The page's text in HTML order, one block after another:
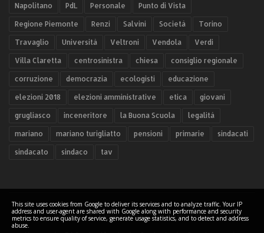
Napolitano PdL Personale Punto di Vista
Regione Piemonte Renzi Salvini Società Torino
Travaglio Università Veltroni Vendola Verdi
Villa Claretta centrosinistra chiesa consiglio regionale
corruzione democrazia ecologisti educazione
elezioni 2018 elezioni amministrative etica giovani
grugliasco inceneritore la Buona Scuola legalità
mariano mariano turigliatto pensioni primarie sindacati
sindacato sindaco tav
COPYRIGHT ©2026 Mariano Turigliatto il Blog
This site uses cookies from Google to deliver its services and to analyze traffic. Your IP
address and user-agent are shared with Google along with performance and security
metrics to ensure quality of service, generate usage statistics, and to detect and address
abuse.